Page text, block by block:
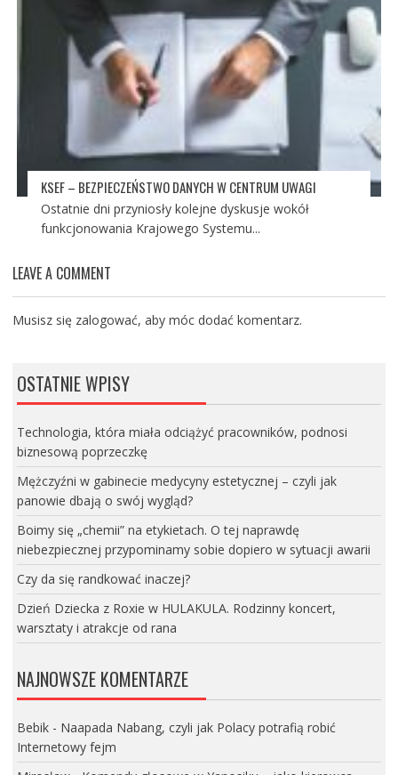
KSEF – BEZPIECZEŃSTWO DANYCH W CENTRUM UWAGI
Ostatnie dni przyniosły kolejne dyskusje wokół
funkcjonowania Krajowego Systemu...
LEAVE A COMMENT
Musisz się zalogować, aby móc dodać komentarz.
OSTATNIE WPISY
Technologia, która miała odciążyć pracowników, podnosi
biznesową poprzeczkę
Mężczyźni w gabinecie medycyny estetycznej – czyli jak
panowie dbają o swój wygląd?
Boimy się „chemii” na etykietach. O tej naprawdę
niebezpiecznej przypominamy sobie dopiero w sytuacji awarii
Czy da się randkować inaczej?
Dzień Dziecka z Roxie w HULAKULA. Rodzinny koncert,
warsztaty i atrakcje od rana
NAJNOWSZE KOMENTARZE
Bebik- Naapada Nabang, czyli jak Polacy potrafią robić
Internetowy fejm